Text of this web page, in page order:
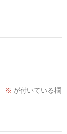
※ が付いている欄